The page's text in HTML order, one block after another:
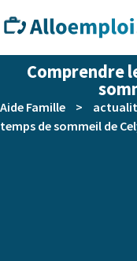
Comprendre
Aide Famille >
temps de sommeil de